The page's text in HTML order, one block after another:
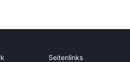
Seitenlinks